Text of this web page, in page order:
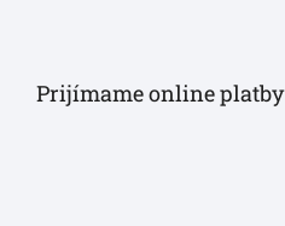
Prijímame online platby